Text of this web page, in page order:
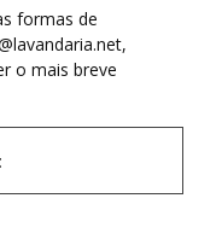
formas de
,
o mais breve